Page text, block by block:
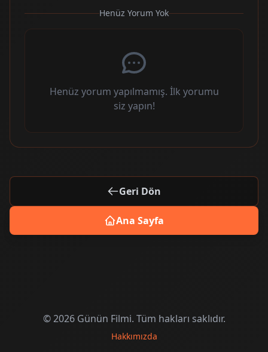
Henüz Yorum Yok
Henüz yorum yapılmamış. İlk yorumu
siz yapın!
Geri Dön
Ana Sayfa
© 2026 Günün Filmi. Tüm hakları saklıdır.
Hakkımızda